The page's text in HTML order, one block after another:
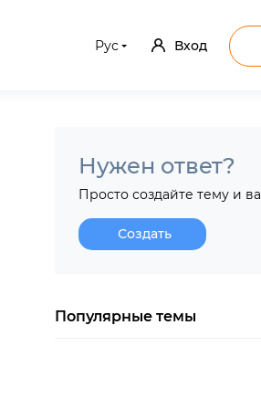
Рус Вход
Нужен ответ?
Просто создайте тему и
Создать
Популярные темы